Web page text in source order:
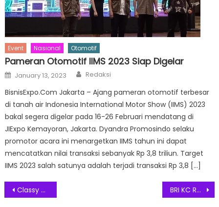
Event Nasional Otomotif
Pameran Otomotif IIMS 2023 Siap Digelar
Posted
on
January 13, 2023 Author
Redaksi
BisnisExpo.Com Jakarta – Ajang pameran otomotif terbesar
di tanah air Indonesia International Motor Show (IIMS) 2023
bakal segera digelar pada 16-26 Februari mendatang di
JIExpo Kemayoran, Jakarta. Dyandra Promosindo selaku
promotor acara ini menargetkan IIMS tahun ini dapat
mencatatkan nilai transaksi sebanyak Rp 3,8 triliun. Target
IIMS 2023 salah satunya adalah terjadi transaksi Rp 3,8 […]
Post
Classy Artsy Challenge Jadikan Grand Filano Hybrid Sebagai Ruang Bebas Berkreasi Seniman Indonesia BRI KC Rasuna Said Akselerasi Akuisisi Program KPR dengan Program Open Booth di Beberapa Instansi Kerjasama